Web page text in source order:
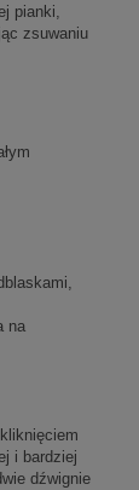
pianki,
zsuwaniu
na
i bardziej
dźwignie